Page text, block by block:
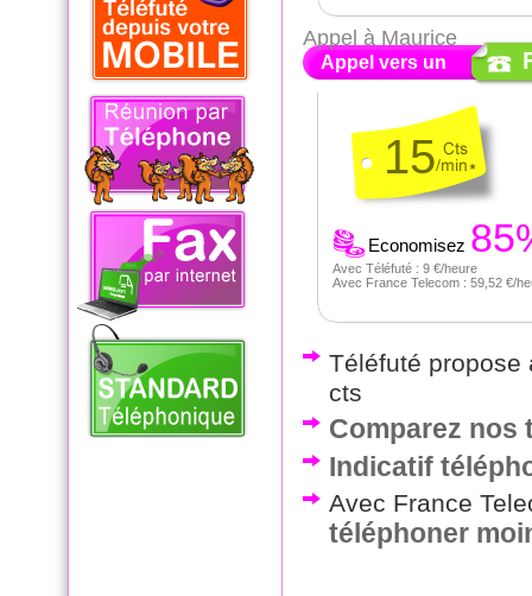
Appel vers un
Appel à Maurice
15
Economisez
Avec Téléfuté : 9 €/heure
Avec France Telecom : 59,52 €/
Téléfuté propose
cts
Comparez nos
Indicatif
Avec France
téléphoner